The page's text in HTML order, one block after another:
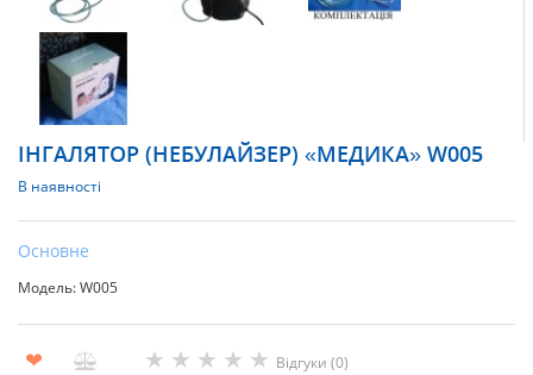
ІНГАЛЯТОР (НЕБУЛАЙЗЕР) «МЕДИКА» W005
В наявності
Основне
Модель: W005
❤ ★ ★ ★ ★ ★ Відгуки (0)